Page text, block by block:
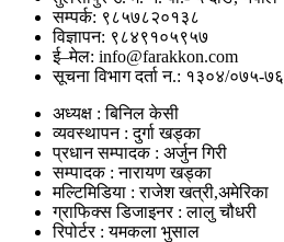
सम्पर्क: ९८५७८२०१३८
विज्ञापन: ९८४९१०५९५७
ई–मेल: info@farakkon.com
सूचना विभाग दर्ता न.: १३०४/०७५-७६
अध्यक्ष : बिनिल केसी
व्यवस्थापन : दुर्गा खड्का
प्रधान सम्पादक : अर्जुन गिरी
सम्पादक : नारायण खड्का
मल्टिमिडिया : राजेश खत्री,अमेरिका
ग्राफिक्स डिजाइनर : लालु चौधरी
रिपोर्टर : यमकला भुसाल